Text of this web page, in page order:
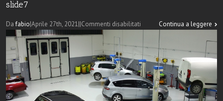
slide7
Dafabio|Aprile 27th, 2021||Commenti disabilitati Continua a leggere